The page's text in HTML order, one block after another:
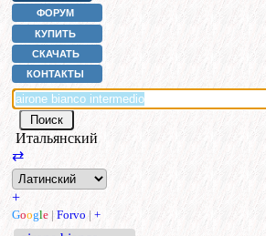
ФОРУМ
КУПИТЬ
СКАЧАТЬ
КОНТАКТЫ
Итальянский
⇄
+
Google | Forvo | +